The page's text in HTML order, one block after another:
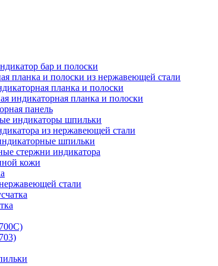
бар и полоски
планка и полоски из нержавеющей стали
планка и полоски
индикаторная планка и полоски
панель
индикаторы шпильки
из нержавеющей стали
шпильки
стержни индикатора
кожи
стали